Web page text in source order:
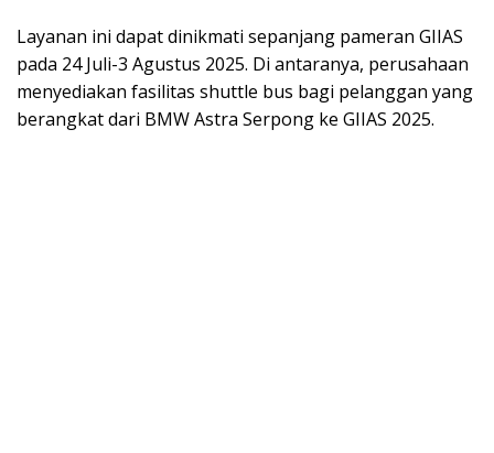
Layanan ini dapat dinikmati sepanjang pameran GIIAS
pada 24 Juli-3 Agustus 2025. Di antaranya, perusahaan
menyediakan fasilitas shuttle bus bagi pelanggan yang
berangkat dari BMW Astra Serpong ke GIIAS 2025.